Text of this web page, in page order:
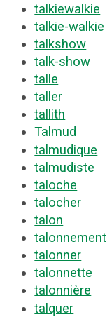
talkiewalkie
talkie-walkie
talkshow
talk-show
talle
taller
tallith
Talmud
talmudique
talmudiste
taloche
talocher
talon
talonnement
talonner
talonnette
talonnière
talquer